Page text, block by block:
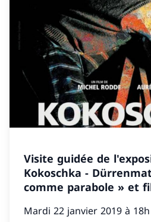
Visite guidée de
Kokoschka -
comme parabole » et
Mardi 22 janvier 2019 à 18h